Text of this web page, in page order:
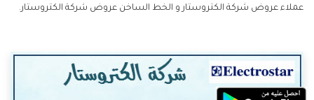
عملاء عروض شركة الكتروستار و الخط الساخن عروض شركة الكتروستار.